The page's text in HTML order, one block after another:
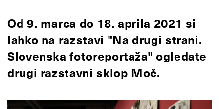
Od 9. marca do 18. aprila 2021 si
lahko na razstavi "Na drugi strani.
Slovenska fotoreportaža" ogledate
drugi razstavni sklop Moč.